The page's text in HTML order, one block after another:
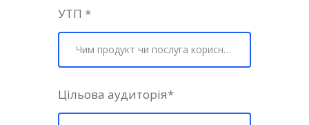
УТП *
Цільова аудиторія*